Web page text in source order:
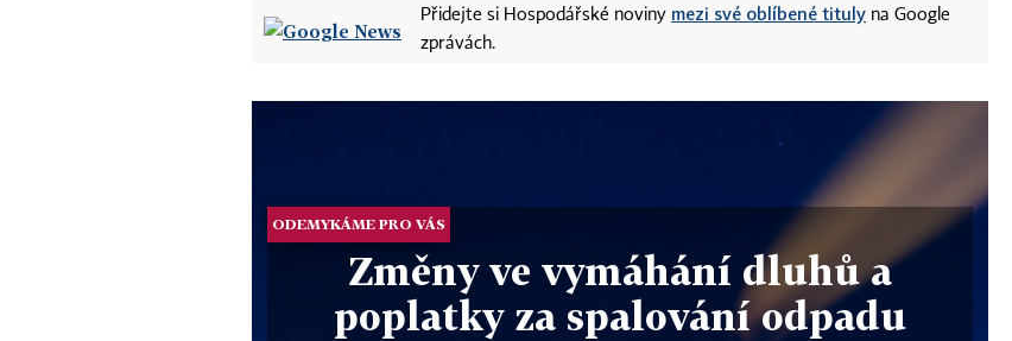
Přidejte si Hospodářské noviny mezi své oblíbené tituly na Google
zprávách.
ODEMYKÁME PRO VÁS
Změny ve vymáhání dluhů a
poplatky za spalování odpadu